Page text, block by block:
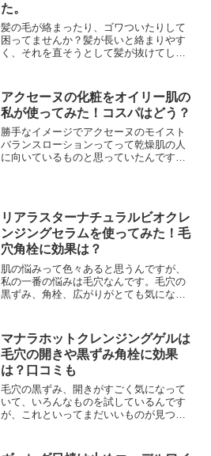
た。
髪の毛が絡まったり、ゴワついたりして
困ってませんか？髪が長いと絡まりやす
く、それを直そうとして髪が抜けてしま
が気になる方も多いと思います。私は髪
が細いのでゴワツキはあまり...
アクセーヌの化粧をオイリー肌の
私が使ってみた！コスパはどう？
勝手なイメージでアクセーヌのモイスト
バランスローションってって乾燥肌の人
に向いているものと思っていたんです。
リアラスターナチュラルビオクレ
ンジングセラムを使ってみた！毛
穴角栓に効果は？
肌の悩みって色々あると思うんですが、
私の一番の悩みは毛穴なんです。毛穴の
黒ずみ、角栓、広がりがとても気になっ
ク落としを使ってみたりといろいろ試し
てみたのですが、なかなか...
マナラホットクレンジングゲルは
毛穴の開きや黒ずみ角栓に効果
は？口コミも
毛穴の黒ずみ、開きがすごく気になって
いて、いろんなものを試しているんです
が、これといってまだいいものが見つか
使ってみたんですよ。ホットクレンジン